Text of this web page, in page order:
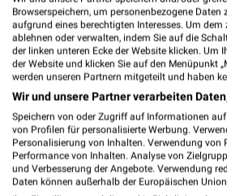
Browserspeichern, um personenbezogene
aufgrund eines berechtigten Interesses. Um dem
ablehnen oder verwalten, indem Sie auf die
der linken unteren Ecke der Website klicken.
der Website und klicken Sie auf den Menüpunkt
werden unseren Partnern mitgeteilt und haben
Wir und unsere Partner verarbeiten
Speichern von oder Zugriff auf Informationen
von Profilen für personalisierte Werbung.
Personalisierung von Inhalten. Verwendung
Performance von Inhalten. Analyse von
und Verbesserung der Angebote. Verwendung
Daten können außerhalb der Europäischen